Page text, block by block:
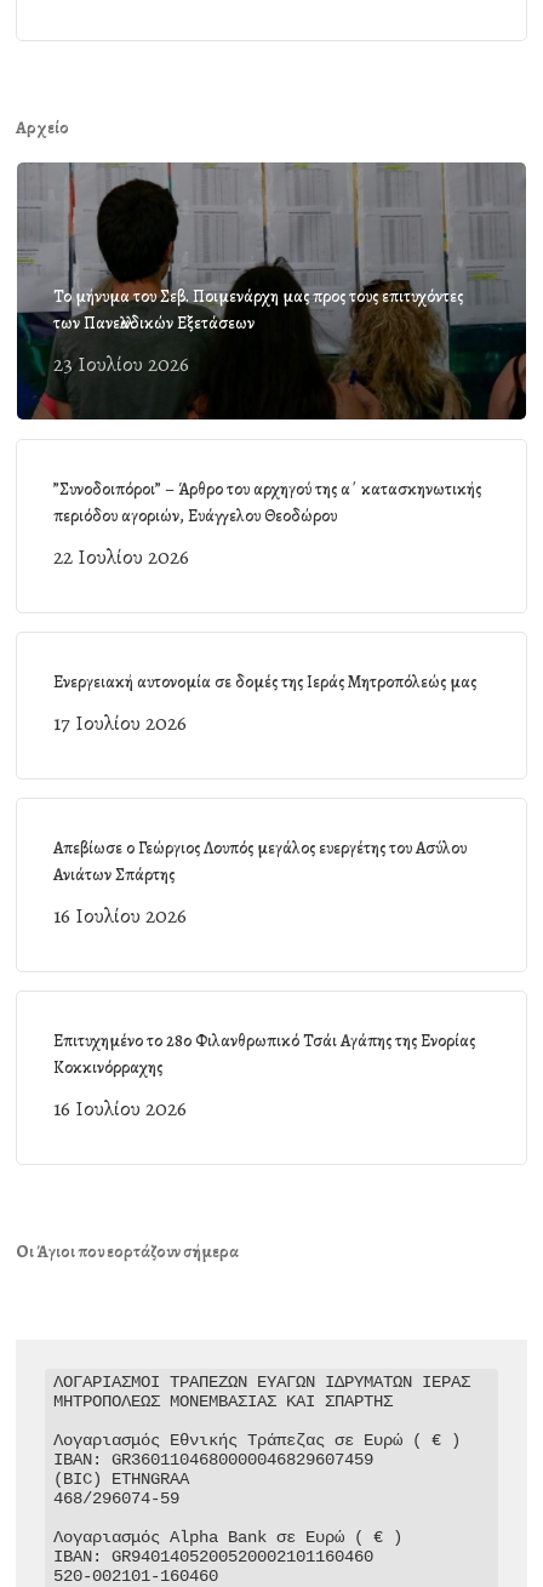
Αρχείο
Το μήνυμα του Σεβ. Ποιμενάρχη μας προς τους επιτυχόντες
των Πανελλαδικών Εξετάσεων
23 Ιουλίου 2026
”Συνοδοιπόροι” – Άρθρο του αρχηγού της α΄ κατασκηνωτικής
περιόδου αγοριών, Ευάγγελου Θεοδώρου
22 Ιουλίου 2026
Ενεργειακή αυτονομία σε δομές της Ιεράς Μητροπόλεώς μας
17 Ιουλίου 2026
Απεβίωσε ο Γεώργιος Λουπός μεγάλος ευεργέτης του Ασύλου
Ανιάτων Σπάρτης
16 Ιουλίου 2026
Επιτυχημένο το 28ο Φιλανθρωπικό Τσάι Αγάπης της Ενορίας
Κοκκινόρραχης
16 Ιουλίου 2026
Οι Άγιοι που εορτάζουν σήμερα
ΛΟΓΑΡΙΑΣΜΟΙ ΤΡΑΠΕΖΩΝ ΕΥΑΓΩΝ ΙΔΡΥΜΑΤΩΝ ΙΕΡΑΣ
ΜΗΤΡΟΠΟΛΕΩΣ ΜΟΝΕΜΒΑΣΙΑΣ ΚΑΙ ΣΠΑΡΤΗΣ
Λογαριασμός Εθνικής Τράπεζας σε Ευρώ ( € )
IBAN: GR3601104680000046829607459
(BIC) ETHNGRAA
468/296074-59
Λογαριασμός Alpha Bank σε Ευρώ ( € )
IBAN: GR9401405200520002101160460
520-002101-160460